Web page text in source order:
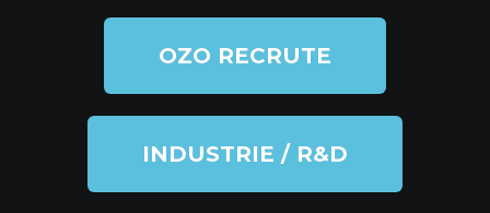
OZO RECRUTE
INDUSTRIE / R&D